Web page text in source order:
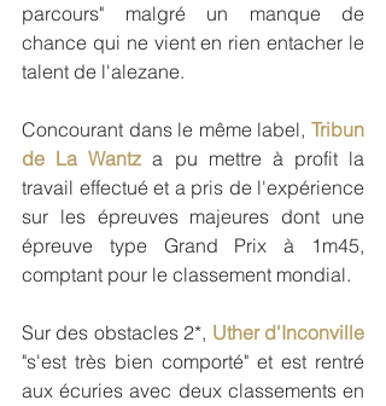
parcours" malgré un manque de
chance qui ne vient en rien entacher le
talent de l'alezane.
Concourant dans le même label, Tribun
de La Wantz a pu mettre à profit la
travail effectué et a pris de l'expérience
sur les épreuves majeures dont une
épreuve type Grand Prix à 1m45,
comptant pour le classement mondial.
Sur des obstacles 2*, Uther d'Inconville
"s'est très bien comporté" et est rentré
aux écuries avec deux classements en